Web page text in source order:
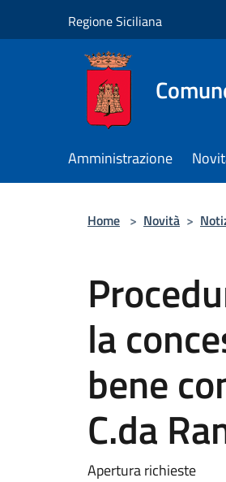
Regione Siciliana
Amministrazione
Home > Novità >
la
bene
C.da
Apertura richieste